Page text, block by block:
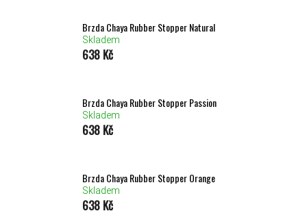
Brzda Chaya Rubber Stopper Natural
Skladem
638 Kč
Brzda Chaya Rubber Stopper Passion
Skladem
638 Kč
Brzda Chaya Rubber Stopper Orange
Skladem
638 Kč